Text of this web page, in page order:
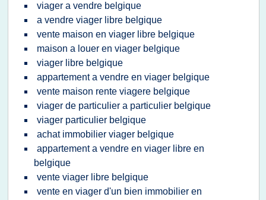
viager a vendre belgique
a vendre viager libre belgique
vente maison en viager libre belgique
maison a louer en viager belgique
viager libre belgique
appartement a vendre en viager belgique
vente maison rente viagere belgique
viager de particulier a particulier belgique
viager particulier belgique
achat immobilier viager belgique
appartement a vendre en viager libre en
belgique
vente viager libre belgique
vente en viager d'un bien immobilier en